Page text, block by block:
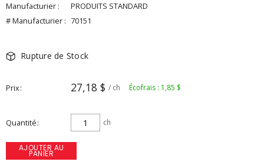
Manufacturier :
PRODUITS STANDARD
# Manufacturier : 70151
Rupture de Stock
Prix 27,18 $ / ch Écofrais : 1,85 $
Quantité ch
AJOUTER AU
PANIER